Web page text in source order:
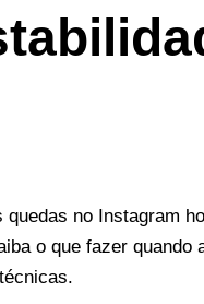
quedas no Instagram
o que fazer quando